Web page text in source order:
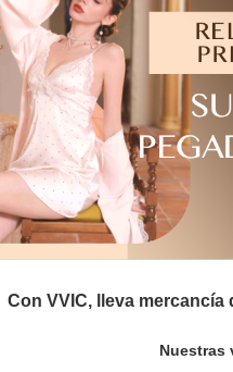
Con VVIC, lleva
Nuestras